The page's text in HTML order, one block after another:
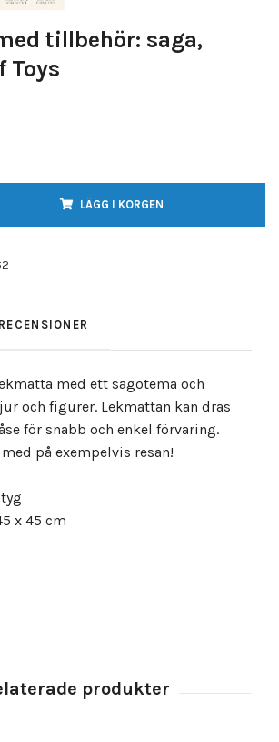
tillbehör: saga,
Toys
LÄGG I KORGEN
RECENSIONER
med ett sagotema och
och figurer. Lekmattan kan dras
för snabb och enkel förvaring.
på exempelvis resan!
x 45 cm